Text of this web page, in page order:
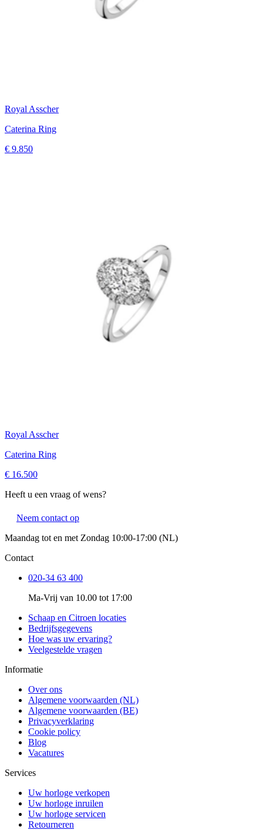
Royal Asscher
Caterina Ring
€ 9.850
Royal Asscher
Caterina Ring
€ 16.500
Heeft u een vraag of wens?
Neem contact op
Maandag tot en met Zondag 10:00-17:00 (NL)
Contact
020-34 63 400
Ma-Vrij van 10.00 tot 17:00
Schaap en Citroen locaties
Bedrijfsgegevens
Hoe was uw ervaring?
Veelgestelde vragen
Informatie
Over ons
Algemene voorwaarden (NL)
Algemene voorwaarden (BE)
Privacyverklaring
Cookie policy
Blog
Vacatures
Services
Uw horloge verkopen
Uw horloge inruilen
Uw horloge servicen
Retourneren